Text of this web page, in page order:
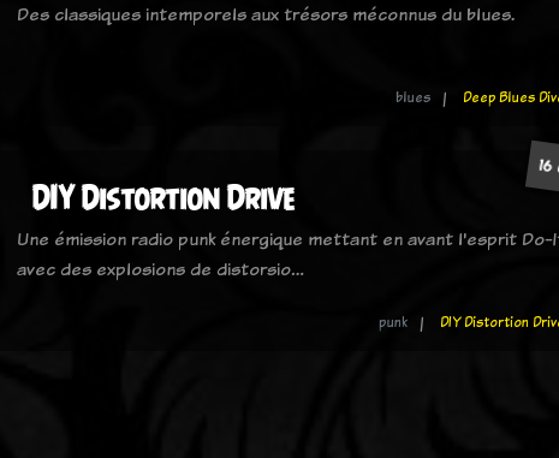
Des classiques intemporels aux trésors méconnus du blues.
blues Deep Blues
DIY Distortion Drive
Une émission radio punk énergique mettant en avant l'esprit
avec des explosions de distorsio…
punk DIY Distortion